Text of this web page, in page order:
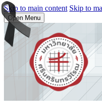
Skip to main content Skip to
Open Menu